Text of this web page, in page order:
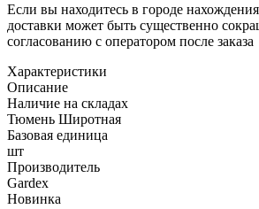
Если вы находитесь в городе
доставки может быть существенно
согласованию с оператором после заказа
Характеристики
Описание
Наличие на складах
Тюмень Широтная
Базовая единица
шт
Производитель
Gardex
Новинка